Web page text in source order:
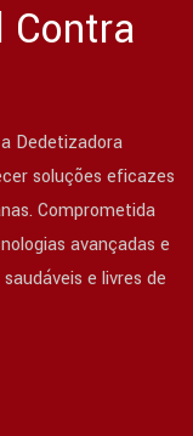
Contra
Dedetizadora
soluções eficazes
Comprometida
avançadas e
e livres de